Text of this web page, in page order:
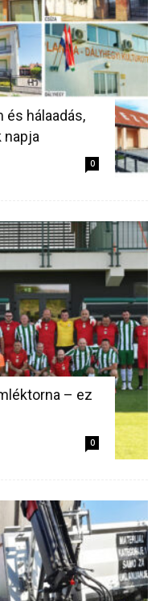
hálaadás,
napja
0
– ez
0